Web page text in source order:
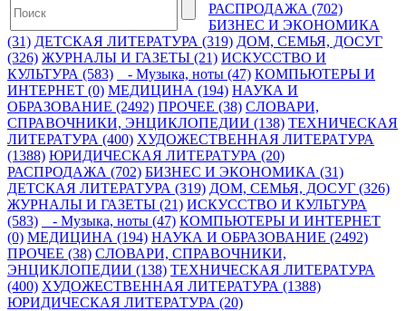
РАСПРОДАЖА (702)
БИЗНЕС И ЭКОНОМИКА
(31) ДЕТСКАЯ ЛИТЕРАТУРА (319) ДОМ, СЕМЬЯ, ДОСУГ
(326) ЖУРНАЛЫ И ГАЗЕТЫ (21) ИСКУССТВО И
КУЛЬТУРА (583)
- Музыка, ноты (47) КОМПЬЮТЕРЫ И
ИНТЕРНЕТ (0) МЕДИЦИНА (194) НАУКА И
ОБРАЗОВАНИЕ (2492) ПРОЧЕЕ (38) СЛОВАРИ,
СПРАВОЧНИКИ, ЭНЦИКЛОПЕДИИ (138) ТЕХНИЧЕСКАЯ
ЛИТЕРАТУРА (400) ХУДОЖЕСТВЕННАЯ ЛИТЕРАТУРА
(1388) ЮРИДИЧЕСКАЯ ЛИТЕРАТУРА (20)
РАСПРОДАЖА (702) БИЗНЕС И ЭКОНОМИКА (31)
ДЕТСКАЯ ЛИТЕРАТУРА (319) ДОМ, СЕМЬЯ, ДОСУГ (326)
ЖУРНАЛЫ И ГАЗЕТЫ (21) ИСКУССТВО И КУЛЬТУРА
(583)
- Музыка, ноты (47) КОМПЬЮТЕРЫ И ИНТЕРНЕТ
(0) МЕДИЦИНА (194) НАУКА И ОБРАЗОВАНИЕ (2492)
ПРОЧЕЕ (38) СЛОВАРИ, СПРАВОЧНИКИ,
ЭНЦИКЛОПЕДИИ (138) ТЕХНИЧЕСКАЯ ЛИТЕРАТУРА
(400) ХУДОЖЕСТВЕННАЯ ЛИТЕРАТУРА (1388)
ЮРИДИЧЕСКАЯ ЛИТЕРАТУРА (20)